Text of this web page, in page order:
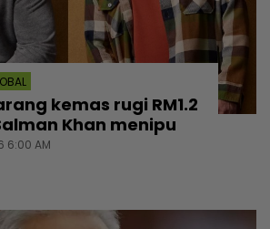
kemas rugi RM1.2
Khan menipu
6:00 AM